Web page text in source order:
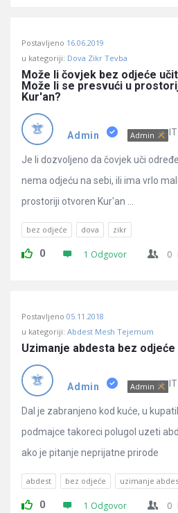
Postavljeno 16.06.2019
u kategoriji: Dova Zikr Tevba
Može li čovjek bez odjeće
Može li se presvući u
Kur'an?
Admin Admin IT
Je li dozvoljeno da čovjek uči
nema odjeću na sebi, ili ima vrlo
prostoriji otvoren Kur'an ...
bez odjeće dova zikr
0 1 Odgovor 0
Postavljeno 05.11.2018
u kategoriji: Abdest Mesh Tejemum
Uzimanje abdesta bez odjeće
Admin Admin IT
Dal je zabranjeno kod kuće, u
podmajce takoreci polugol uzeti
ako je pitanje neprijatne prirode
abdest bez odjeće uzimanje
0 1 Odgovor 0